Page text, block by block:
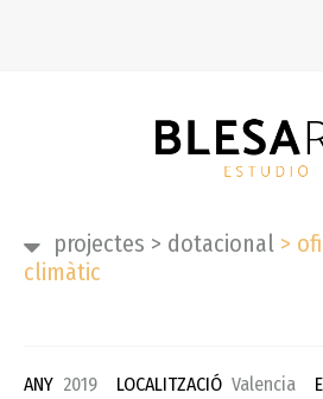
projectes > dotacional >
climàtic
ANY 2019 LOCALITZACIÓ Valencia